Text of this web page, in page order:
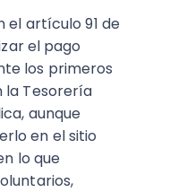
el artículo 91 de
el pago
los primeros
la Tesorería
aunque
en el sitio
lo que